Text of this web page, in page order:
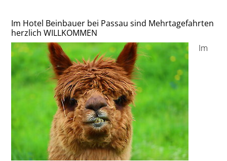
Im Hotel Beinbauer bei Passau sind Mehrtagefahrten
herzlich WILLKOMMEN
Im